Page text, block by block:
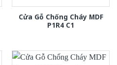
Cửa Gỗ Chống Cháy MDF
P1R4 C1